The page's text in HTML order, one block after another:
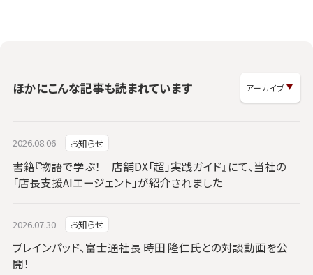
ほかにこんな記事も読まれています
2026.08.06 お知らせ
書籍『物語で学ぶ！ 店舗DX「超」実践ガイド』にて、当社の
「店長支援AIエージェント」が紹介されました
2026.07.30 お知らせ
ブレインパッド、富士通社長 時田 隆仁氏との対談動画を公
開！